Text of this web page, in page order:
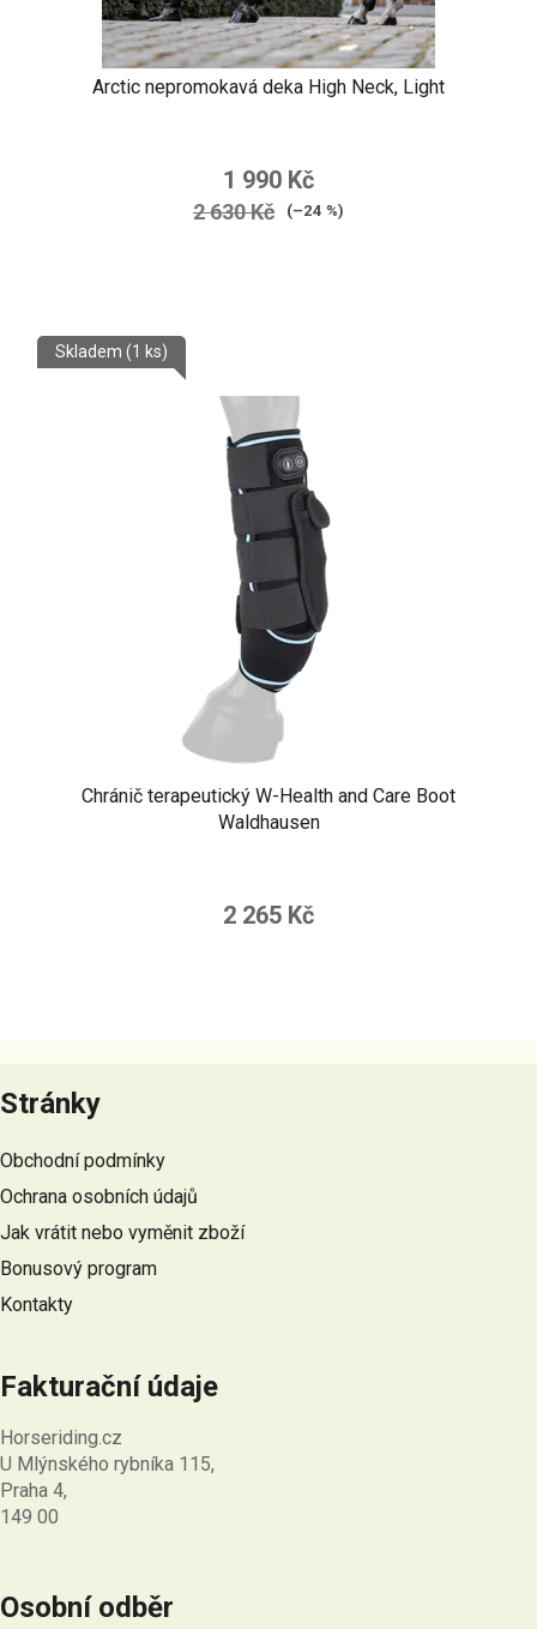
Arctic nepromokavá deka High Neck, Light
1 990 Kč
2 630 Kč (–24 %)
Chránič terapeutický W-Health and Care Boot
Waldhausen
Skladem (1 ks)
2 265 Kč
á
p
a
t
í
Stránky
Obchodní podmínky
Ochrana osobních údajů
Jak vrátit nebo vyměnit zboží
Bonusový program
Kontakty
Fakturační údaje
Horseriding.cz
U Mlýnského rybníka 115,
Praha 4,
149 00
Osobní odběr